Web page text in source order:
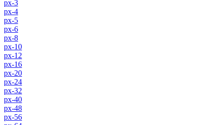
px-3
px-4
px-5
px-6
px-8
px-10
px-12
px-16
px-20
px-24
px-32
px-40
px-48
px-56